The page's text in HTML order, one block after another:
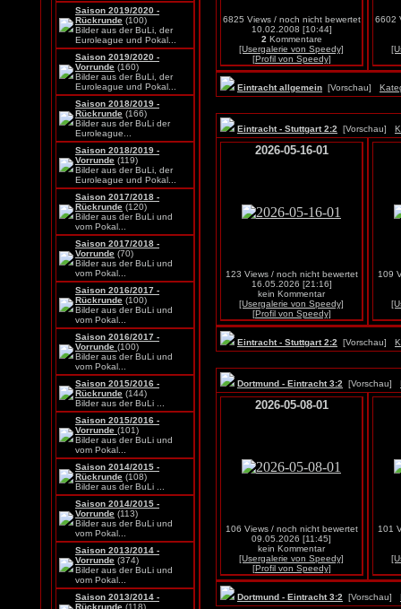
Saison 2019/2020 -
Rückrunde (100)
Bilder aus der BuLi, der
Euroleague und Pokal...
Saison 2019/2020 -
Vorrunde (160)
Bilder aus der BuLi, der
Euroleague und Pokal...
Saison 2018/2019 -
Rückrunde (166)
Bilder aus der BuLi der
Euroleague...
Saison 2018/2019 -
Vorrunde (119)
Bilder aus der BuLi, der
Euroleague und Pokal...
Saison 2017/2018 -
Rückrunde (120)
Bilder aus der BuLi und
vom Pokal...
Saison 2017/2018 -
Vorrunde (70)
Bilder aus der BuLi und
vom Pokal...
Saison 2016/2017 -
Rückrunde (100)
Bilder aus der BuLi und
vom Pokal...
Saison 2016/2017 -
Vorrunde (100)
Bilder aus der BuLi und
vom Pokal...
Saison 2015/2016 -
Rückrunde (144)
Bilder aus der BuLi ...
Saison 2015/2016 -
Vorrunde (101)
Bilder aus der BuLi und
vom Pokal...
Saison 2014/2015 -
Rückrunde (108)
Bilder aus der BuLi ...
Saison 2014/2015 -
Vorrunde (113)
Bilder aus der BuLi und
vom Pokal...
Saison 2013/2014 -
Vorrunde (374)
Bilder aus der BuLi und
vom Pokal...
Saison 2013/2014 -
Rückrunde (118)
6825 Views / noch nicht bewertet
10.02.2008 [10:44]
2 Kommentare
[Usergalerie von Speedy]
[Profil von Speedy]
6602
Eintracht allgemein [Vorschau]
Eintracht - Stuttgart 2:2 [Vorschau]
2026-05-16-01
123 Views / noch nicht bewertet
16.05.2026 [21:16]
kein Kommentar
[Usergalerie von Speedy]
[Profil von Speedy]
109
Eintracht - Stuttgart 2:2 [Vorschau]
Dortmund - Eintracht 3:2 [Vorschau]
2026-05-08-01
106 Views / noch nicht bewertet
09.05.2026 [11:45]
kein Kommentar
[Usergalerie von Speedy]
[Profil von Speedy]
101
Dortmund - Eintracht 3:2 [Vorschau]